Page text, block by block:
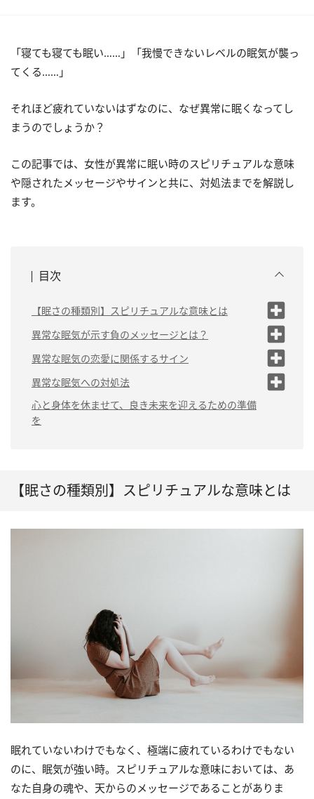
「寝ても寝ても眠い……」「我慢できないレベルの眠気が襲っ
てくる……」
それほど疲れていないはずなのに、なぜ異常に眠くなってし
まうのでしょうか？
この記事では、女性が異常に眠い時のスピリチュアルな意味
や隠されたメッセージやサインと共に、対処法までを解説し
ます。
目次
【眠さの種類別】スピリチュアルな意味とは
（1）常に眠い時は「地球外からのメッセージ」
（2）たくさん寝ているのに眠い時は「人生の転機が近
づいている」
（3）異常な眠気が続く時は「魂が疲れている」
（4）急に眠気が襲ってくる時は「悪いエネルギーを受
異常な眠気が示す負のメッセージとは？
（1）魂からのSOS
（2）魂が抜けてしまっている
（3）他者の霊や生霊が憑いて
いる
異常な眠気の恋愛に関係するサイン
（1）ツインソウル・ツインレイとの出会いが近づい
ている
（2）別れた恋人と復縁するかもしれない
異常な眠気への対処法
（1）自分を見つめ直す
（4）趣味でストレス発散
する
心と身体を休ませて、良き未来を迎えるための準備
を
【眠さの種類別】スピリチュアルな意味とは
眠れていないわけでもなく、極端に疲れているわけでもない
のに、眠気が強い時。スピリチュアルな意味においては、あ
なた自身の魂や、天からのメッセージであることがありま